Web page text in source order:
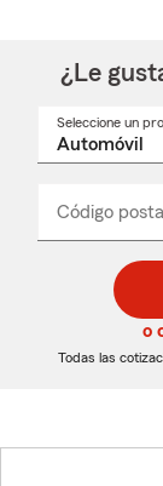
¿Le
Seleccione un
Código postal
_____
o
Todas las